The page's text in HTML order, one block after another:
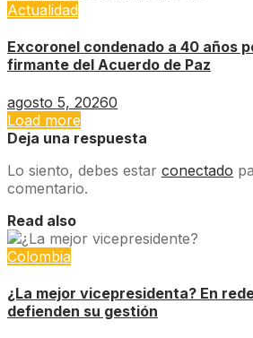
Actualidad
Excoronel condenado a 40 años
firmante del Acuerdo de Paz
agosto 5, 20260
Load more
Deja una respuesta
Lo siento, debes estar conectado
comentario.
Read also
Colombia
¿La mejor vicepresidenta? En
defienden su gestión